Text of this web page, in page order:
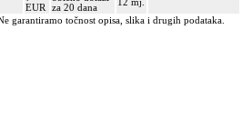
EUR
za 20 dana
garantiramo točnost opisa, slika i drugih podataka.